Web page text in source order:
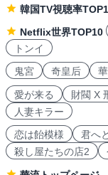
韓国TV視聴率
Netflix世界TOP10
トンイ
鬼宮
奇皇后
愛が来る 財閥 X
人妻キラー
恋は飴模様
君へ
殺し屋たちの店2